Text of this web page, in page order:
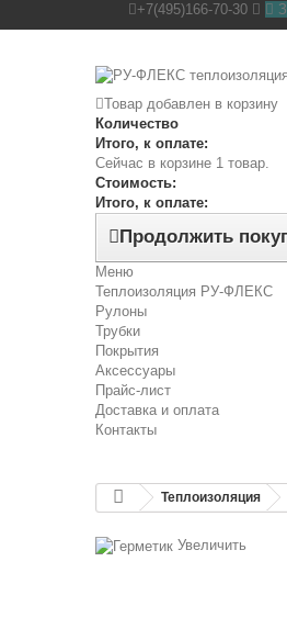
+7(495)166-70-30
Товар добавлен в корзину
Количество
Итого, к оплате:
Сейчас в корзине 1 товар.
Стоимость:
Итого, к оплате:
Продолжить
Меню
Теплоизоляция РУ-ФЛЕКС
Рулоны
Трубки
Покрытия
Аксессуары
Прайс-лист
Доставка и оплата
Контакты
Теплоизоляция
Увеличить